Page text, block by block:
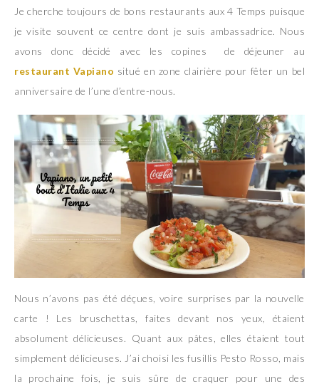
Je cherche toujours de bons restaurants aux 4 Temps puisque
je visite souvent ce centre dont je suis ambassadrice. Nous
avons donc décidé avec les copines de déjeuner au
restaurant Vapiano situé en zone clairière pour fêter un bel
anniversaire de l’une d’entre-nous.
Nous n’avons pas été déçues, voire surprises par la nouvelle
carte ! Les bruschettas, faites devant nos yeux, étaient
absolument délicieuses. Quant aux pâtes, elles étaient tout
simplement délicieuses. J’ai choisi les fusillis Pesto Rosso, mais
la prochaine fois, je suis sûre de craquer pour une des